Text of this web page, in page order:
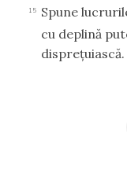
15 Spune
cu deplină
dispreţuiască.